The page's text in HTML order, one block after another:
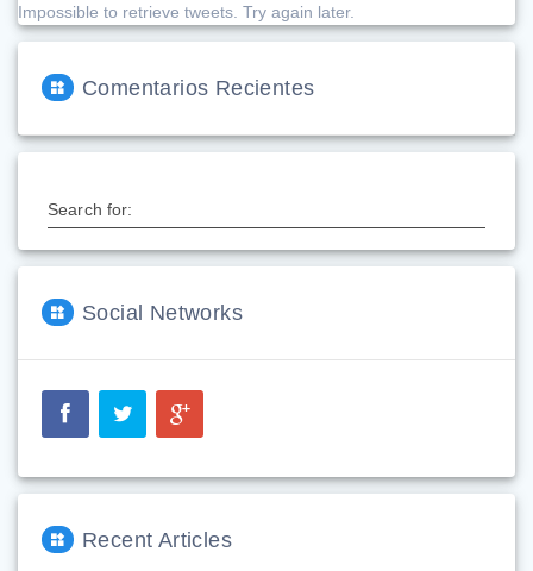
Impossible to retrieve tweets. Try again later.
Comentarios Recientes
Search for:
Social Networks
Recent Articles